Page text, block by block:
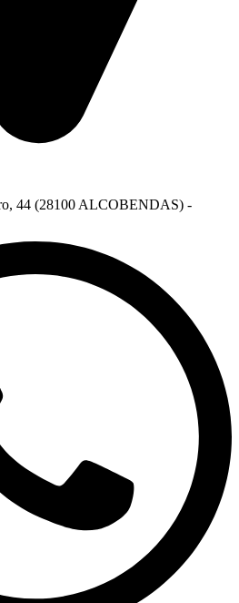
44 (28100 ALCOBENDAS) -